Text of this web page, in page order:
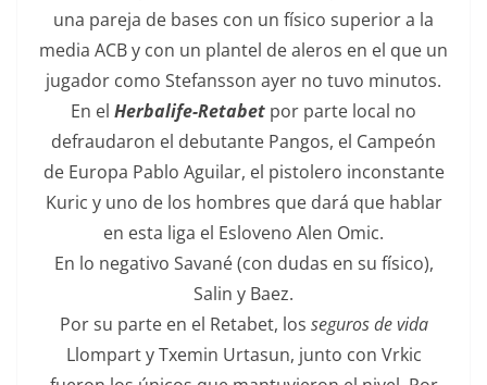
una pareja de bases con un físico superior a la
media ACB y con un plantel de aleros en el que un
jugador como Stefansson ayer no tuvo minutos.
En el Herbalife-Retabet por parte local no
defraudaron el debutante Pangos, el Campeón
de Europa Pablo Aguilar, el pistolero inconstante
Kuric y uno de los hombres que dará que hablar
en esta liga el Esloveno Alen Omic.
En lo negativo Savané (con dudas en su físico),
Salin y Baez.
Por su parte en el Retabet, los seguros de vida
Llompart y Txemin Urtasun, junto con Vrkic